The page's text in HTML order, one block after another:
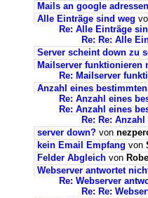
Mails an google
Alle Einträge sind weg
Re: Alle Einträge
Re: Re: Alle
Server scheint down zu
Mailserver funktionieren
Re: Mailserver
Anzahl eines
Re: Anzahl eines
Re: Anzahl eines
Re: Re:
server down? von
kein Email Empfang von
Felder Abgleich von
Webserver antwortet
Re: Webserver
Re: Re: